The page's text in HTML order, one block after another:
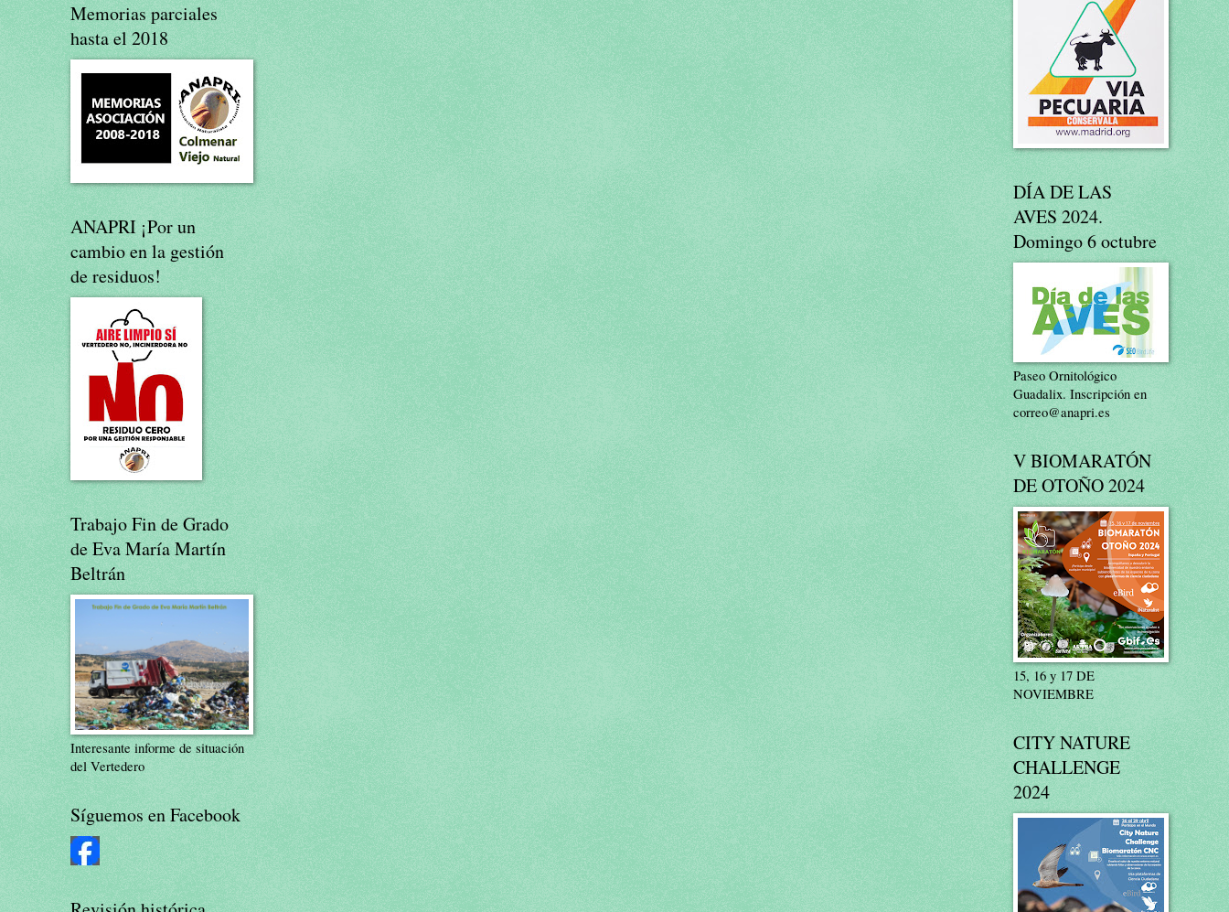
Memorias parciales
hasta el 2018
ANAPRI ¡Por un
cambio en la gestión
de residuos!
Trabajo Fin de Grado
de Eva María Martín
Beltrán
Interesante informe de situación
del Vertedero
Síguemos en Facebook
DÍA DE LAS
AVES 2024.
Domingo 6 octubre
Paseo Ornitológico
Guadalix. Inscripción en
correo@anapri.es
V BIOMARATÓN
DE OTOÑO 2024
15, 16 y 17 DE
NOVIEMBRE
CITY NATURE
CHALLENGE
2024